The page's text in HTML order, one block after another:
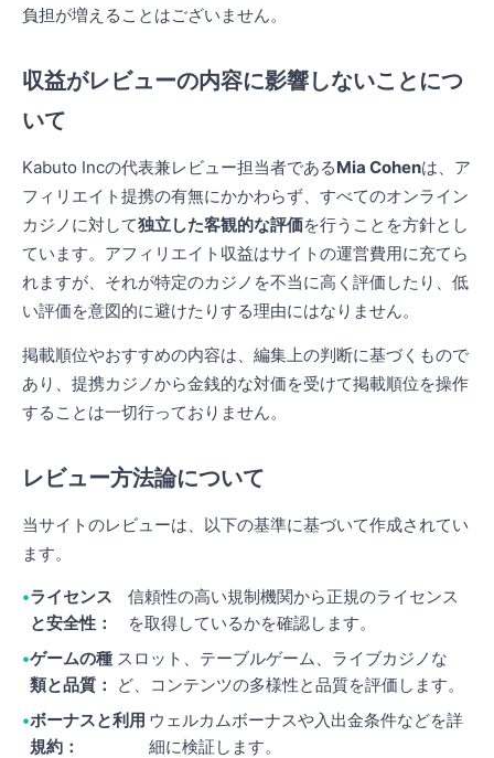
負担が増えることはございません。
収益がレビューの内容に影響しないことにつ
いて
Kabuto Incの代表兼レビュー担当者であるMia Cohenは、ア
フィリエイト提携の有無にかかわらず、すべてのオンライン
カジノに対して独立した客観的な評価を行うことを方針とし
ています。アフィリエイト収益はサイトの運営費用に充てら
れますが、それが特定のカジノを不当に高く評価したり、低
い評価を意図的に避けたりする理由にはなりません。
掲載順位やおすすめの内容は、編集上の判断に基づくもので
あり、提携カジノから金銭的な対価を受けて掲載順位を操作
することは一切行っておりません。
レビュー方法論について
当サイトのレビューは、以下の基準に基づいて作成されてい
ます。
ライセンス
と安全性：
信頼性の高い規制機関から正規のライセンス
を取得しているかを確認します。
ゲームの種
類と品質：
スロット、テーブルゲーム、ライブカジノな
ど、コンテンツの多様性と品質を評価します。
ボーナスと利用
規約：
ウェルカムボーナスや入出金条件などを詳
細に検証します。